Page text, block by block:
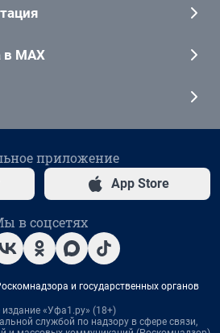
в MAX
приложение
App Store
в соцсетях
и государственных органов
издание «Уфа1.ру» (18+)
службой по надзору в сфере связи,